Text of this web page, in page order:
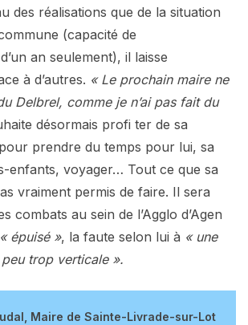
des réalisations que de la situation
(capacité de
an seulement), il laisse
à d’autres. « Le prochain maire ne
Delbrel, comme je n’ai pas fait du
désormais profi ter de sa
prendre du temps pour lui, sa
enfants, voyager… Tout ce que sa
vraiment permis de faire. Il sera
combats au sein de l’Agglo d’Agen
« épuisé », la faute selon lui à « une
trop verticale ».
Maire de Sainte-Livrade-sur-Lot